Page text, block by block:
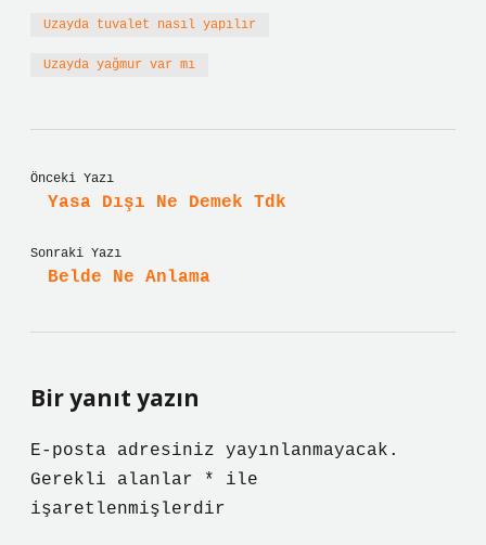
Uzayda tuvalet nasıl yapılır
Uzayda yağmur var mı
Önceki Yazı
Yasa Dışı Ne Demek Tdk
Sonraki Yazı
Belde Ne Anlama
Bir yanıt yazın
E-posta adresiniz yayınlanmayacak.
Gerekli alanlar
*
ile
işaretlenmişlerdir